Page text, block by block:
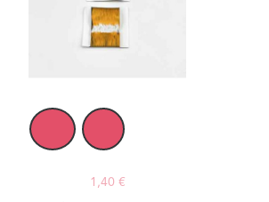
1,40 €